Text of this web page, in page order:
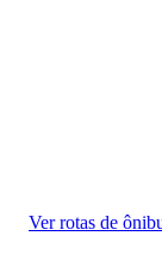
Ver rotas de